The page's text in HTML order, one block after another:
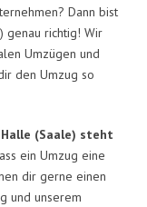
Dann bist
genau richtig! Wir
Umzügen und
den Umzug so
(Saale) steht
ein Umzug eine
dir gerne einen
und unserem